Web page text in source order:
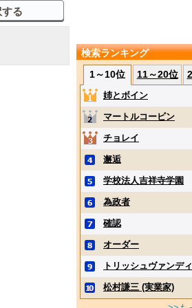
検索ランキング
1～10位
11～20位
姉とボイン
マートルコービン
チョレイ
邂逅
学校法人吉祥寺学園
為政者
確認
オーダー
トリッシュヴァンデ
松村謙三 (実業家)